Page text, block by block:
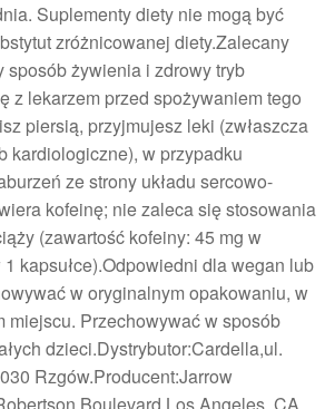
Suplementy diety nie mogą być
zróżnicowanej diety.Zalecany
sposób żywienia i zdrowy tryb
z lekarzem przed spożywaniem tego
piersią, przyjmujesz leki (zwłaszcza
kardiologiczne), w przypadku
ze strony układu sercowo-
kofeinę; nie zaleca się stosowania
(zawartość kofeiny: 45 mg w
kapsułce).Odpowiedni dla wegan lub
w oryginalnym opakowaniu, w
miejscu. Przechowywać w sposób
dzieci.Dystrybutor:Cardella,ul.
Rzgów.Producent:Jarrow